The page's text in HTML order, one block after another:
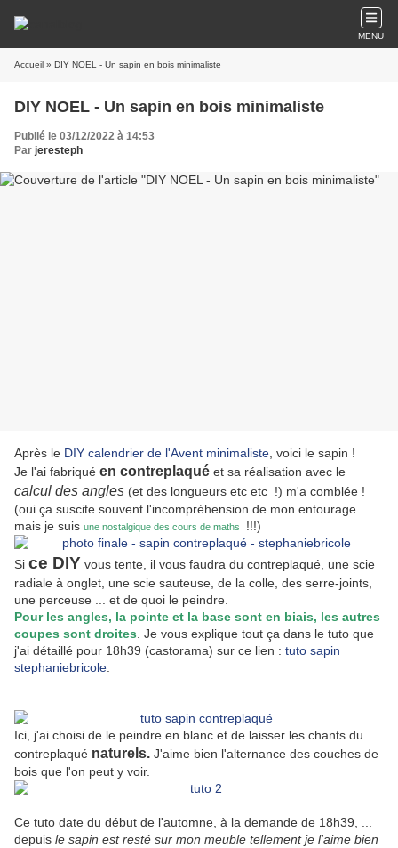
MENU
Accueil » DIY NOEL - Un sapin en bois minimaliste
DIY NOEL - Un sapin en bois minimaliste
Publié le 03/12/2022 à 14:53
Par jeresteph
Après le DIY calendrier de l'Avent minimaliste , voici le sapin !
Je l'ai fabriqué en contreplaqué et sa réalisation avec le
calcul des angles (et des longueurs etc etc !) m'a comblée !
(oui ça suscite souvent l'incompréhension de mon entourage
mais je suis une nostalgique des cours de maths !!!)
Si ce DIY vous tente, il vous faudra du contreplaqué, une scie
radiale à onglet, une scie sauteuse, de la colle, des serre-joints,
une perceuse ... et de quoi le peindre.
Pour les angles, la pointe et la base sont en biais, les autres
coupes sont droites . Je vous explique tout ça dans le tuto que
j'ai détaillé pour 18h39 (castorama) sur ce lien : tuto sapin
stephaniebricole
Ici, j'ai choisi de le peindre en blanc et de laisser les chants du
contreplaqué naturels. J'aime bien l'alternance des couches de
bois que l'on peut y voir.
Ce tuto date du début de l'automne, à la demande de 18h39, ...
depuis le sapin est resté sur mon meuble tellement je l'aime bien